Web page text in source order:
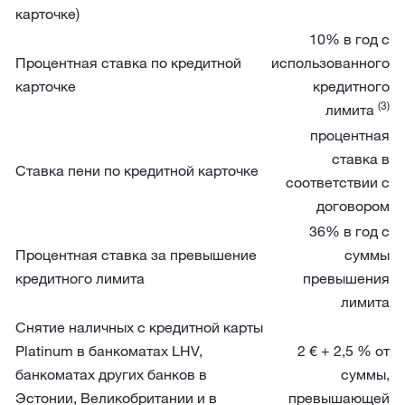
карточке)
Процентная ставка по кредитной
карточке
10% в год с
использованного
кредитного
лимита (3)
Ставка пени по кредитной карточке
процентная
ставка в
соответствии с
договором
Процентная ставка за превышение
кредитного лимита
36% в год с
суммы
превышения
лимита
Снятие наличных с кредитной карты
Platinum в банкоматах LHV,
банкоматах других банков в
Эстонии, Великобритании и в
2 € + 2,5 % от
суммы,
превышающей